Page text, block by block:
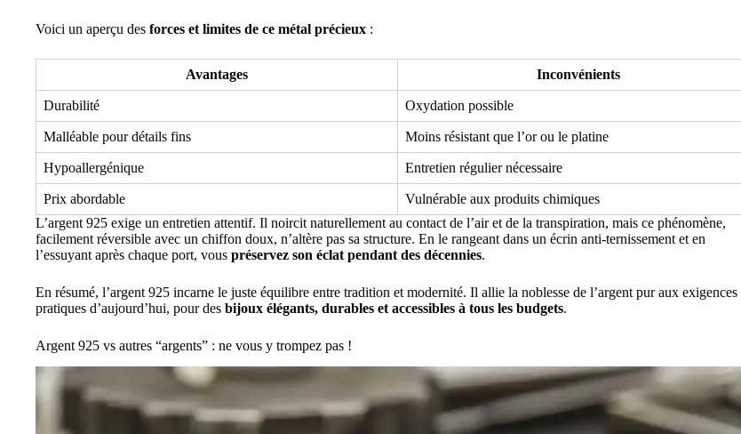
Voici un aperçu des forces et limites de ce métal précieux :
Avantages Inconvénients
Durabilité Oxydation possible
Malléable pour détails fins Moins résistant que l’or ou le platine
Hypoallergénique Entretien régulier nécessaire
Prix abordable
Vulnérable aux produits chimiques
L’argent 925 exige un entretien attentif. Il noircit naturellement au contact de l’air et de la transpiration, mais ce phénomène,
facilement réversible avec un chiffon doux, n’altère pas sa structure. En le rangeant dans un écrin anti-ternissement et en
l’essuyant après chaque port, vous préservez son éclat pendant des décennies.
En résumé, l’argent 925 incarne le juste équilibre entre tradition et modernité. Il allie la noblesse de l’argent pur aux exigences
pratiques d’aujourd’hui, pour des bijoux élégants, durables et accessibles à tous les budgets.
Argent 925 vs autres “argents” : ne vous y trompez pas !